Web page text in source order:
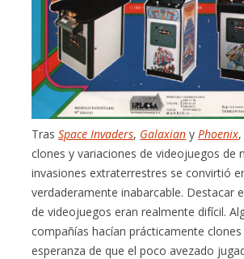
TrasSpace Invaders, Galaxian y Phoenix
clones y variaciones de videojuegos de
invasiones extraterrestres se convirtió
verdaderamente inabarcable. Destacar
de videojuegos eran realmente difícil.
compañías hacían prácticamente clones
esperanza de que el poco avezado